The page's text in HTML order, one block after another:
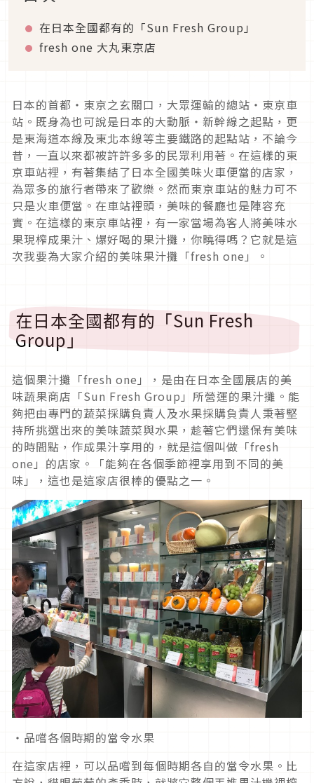
在日本全國都有的「Sun Fresh Group」
fresh one 大丸東京店
日本的首都・東京之玄關口，大眾運輸的總站・東京車
站。既身為也可說是日本的大動脈・新幹線之起點，更
是東海道本線及東北本線等主要鐵路的起點站，不論今
昔，一直以來都被許許多多的民眾利用著。在這樣的東
京車站裡，有著集結了日本全國美味火車便當的店家，
為眾多的旅行者帶來了歡樂。然而東京車站的魅力可不
只是火車便當。在車站裡頭，美味的餐廳也是陣容充
實。在這樣的東京車站裡，有一家當場為客人將美味水
果現榨成果汁、爆好喝的果汁攤，你曉得嗎？它就是這
次我要為大家介紹的美味果汁攤「fresh one」。
在日本全國都有的「Sun Fresh
Group」
這個果汁攤「fresh one」，是由在日本全國展店的美
味蔬果商店「Sun Fresh Group」所營運的果汁攤。能
夠把由專門的蔬菜採購負責人及水果採購負責人秉著堅
持所挑選出來的美味蔬菜與水果，趁著它們還保有美味
的時間點，作成果汁享用的，就是這個叫做「fresh
one」的店家。「能夠在各個季節裡享用到不同的美
味」，這也是這家店很棒的優點之一。
・品嚐各個時期的當令水果
在這家店裡，可以品嚐到每個時期各自的當令水果。比